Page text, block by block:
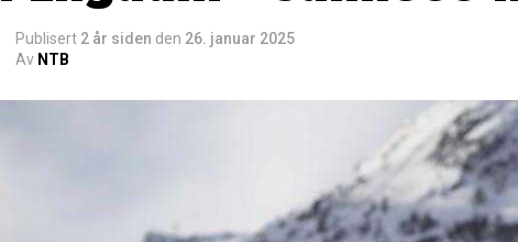
Publisert 2 år siden den 26. januar 2025
Av NTB